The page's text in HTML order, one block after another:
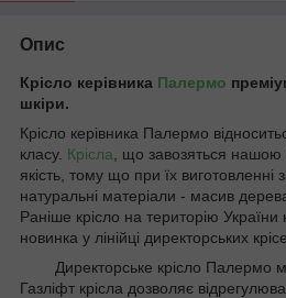
Опис
Крісло керівника Палермо
шкіри.
Крісло керівника Палермо
класу. Крісла , що завозяться
якість, тому що при їх виготовленні
натуральні матеріали - масив
Раніше крісло на територію
новинка у лінійці директорських
Директорське крісло Палермо
Газліфт крісла дозволяє